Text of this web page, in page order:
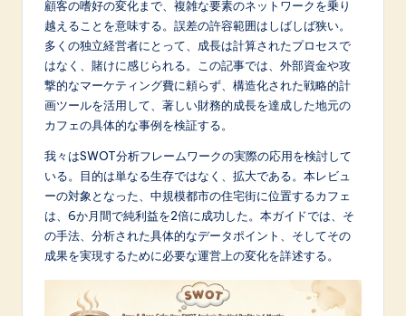
顧客の嗜好の変化まで、複雑な要素のネットワークを乗り
越えることを意味する。誤差の許容範囲はしばしば狭い。
多くの独立経営者にとって、成長は計算されたプロセスで
はなく、賭けに感じられる。この記事では、外部資金や攻
撃的なマーケティング費に頼らず、構造化された戦略的計
画ツールを活用して、著しい財務的成長を達成した地元の
カフェの具体的な事例を検証する。
我々はSWOT分析フレームワークの実際の応用を検討して
いる。目的は単なる生存ではなく、拡大である。本レビュ
ーの対象となった、中規模都市の住宅街に位置するカフェ
は、6か月間で純利益を2倍に成功した。本ガイドでは、そ
の手法、分析された具体的なデータポイント、そしてその
成果を実現するために必要な運営上の変化を詳述する。